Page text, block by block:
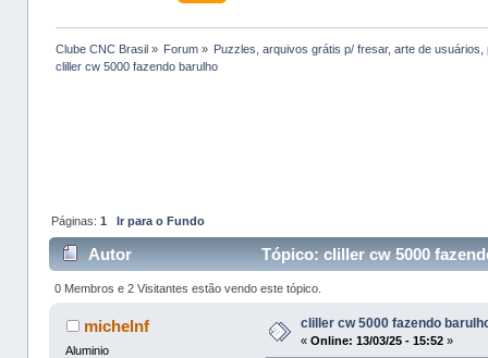
Clube CNC Brasil» Forum » Puzzles, arquivos grátis p/ fresar, arte de usuários,
cliller cw 5000 fazendo barulho
Páginas: 1 Ir para o Fundo
Autor Tópico: cliller cw 5000
0 Membros e 2 Visitantes estão vendo este tópico.
michelnf
Aluminio
cliller cw 5000 fazendo
«Online: 13/03/25 - 15:52 »